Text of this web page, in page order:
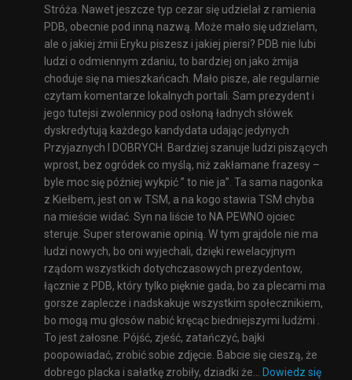
Stróża. Nawet jeszcze typ cezar się udzielał z ramienia
PDB, obecnie pod inną nazwą. Może mało się udzielam,
ale o jakiej żmii Eryku piszesz i jakiej piersi? PDB nie lubi
ludzi o odmiennym zdaniu, to bardziej on jako żmija
choduje się na mieszkańcach. Mało pisze, ale regularnie
czytam komentarze lokalnych portali. Sam prezydent i
jego tutejsi zwolennicy pod osłoną ładnych słówek
dyskredytują każdego kandydata udając jedynych
Przyjaznych I DOBRYCH. Bardziej szanuje ludzi piszących
wprost, bez ogródek co myślą, niż zakłamane frazesy –
byle moc się później wykpić ” to nie ja”. Ta sama nagonka
z Kiełbem, jest on w TSM, a na kogo stawia TSM chyba
na mieście widać. Syn na liście to NA PEWNO ojciec
steruje. Super sterowanie opinią. W tym grajdole nie ma
ludzi nowych, bo oni wyjechali, dzięki rewelacyjnym
rządom wszystkich dotychczasowych prezydentow,
łącznie z PDB, który tylko pięknie gada, bo za plecami ma
gorsze zaplecze i nadskakuje wszystkim społecznikiem,
bo mogą mu głosów nabić kręcąc biedniejszymi ludźmi .
To jest żałosne. Pójść, zjeść, zatańczyć, bajki
poopowiadać, zrobić sobie zdjęcie. Babcie się cieszą, że
dobrego placka i sałatkę zrobiły, dziadki że
Dowiedz się